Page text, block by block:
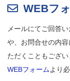
WEBフ
メールにてご回答
や、お問合せの内
ただくこともござい
WEBフォームより